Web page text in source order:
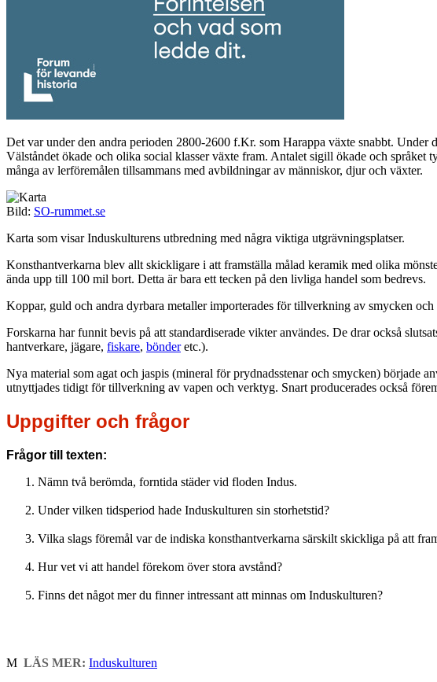
Det var under den andra perioden 2800-2600 f.Kr. som Harappa växte snabbt.
Välståndet ökade och olika social klasser växte fram. Antalet sigill ökade och
många av lerföremålen tillsammans med avbildningar av människor, djur och växter.
Bild: SO-rummet.se
Karta som visar Induskulturens utbredning med några viktiga utgrävningsplatser.
Konsthantverkarna blev allt skickligare i att framställa målad keramik med olika
ända upp till 100 mil bort. Detta är bara ett tecken på den livliga handel som bedrevs.
Koppar, guld och andra dyrbara metaller importerades för tillverkning av smycken
Forskarna har funnit bevis på att standardiserade vikter användes. De drar också
hantverkare, jägare, fiskare, bönderetc.).
Nya material som agat och jaspis (mineral för prydnadsstenar och smycken) började
utnyttjades tidigt för tillverkning av vapen och verktyg. Snart producerades också
Uppgifter och frågor
Frågor till texten:
Nämn två berömda, forntida städer vid floden Indus.
Under vilken tidsperiod hade Induskulturen sin storhetstid?
Vilka slags föremål var de indiska konsthantverkarna särskilt skickliga på att
Hur vet vi att handel förekom över stora avstånd?
Finns det något mer du finner intressant att minnas om Induskulturen?
M LÄS MER: Induskulturen